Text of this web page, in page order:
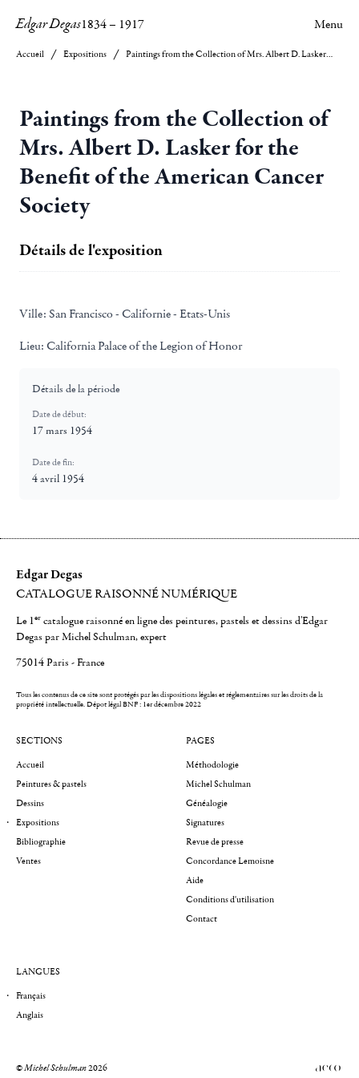
Edgar Degas1834– 1917 Menu
Accueil Expositions Paintings from the Collection of Mrs. Albert D. Lasker for the Benefit of the American Cancer Society
Paintings from the Collection of
Mrs. Albert D. Lasker for the
Benefit of the American Cancer
Society
Détails de l'exposition
Ville: San Francisco - Californie - Etats-Unis
Lieu: California Palace of the Legion of Honor
Détails de la période
Date de début:
17 mars 1954
Date de fin:
4 avril 1954
Edgar Degas
CATALOGUE RAISONNÉ NUMÉRIQUE
Le 1er catalogue raisonné en ligne des peintures, pastels et dessins d'Edgar
Degas par Michel Schulman, expert
75014 Paris - France
Tous les contenus de ce site sont protégés par les dispositions légales et réglementaires sur les droits de la
propriété intellectuelle.Dépot légal BNF : 1er décembre 2022
SECTIONS
Accueil
Peintures & pastels
Dessins
Expositions
Bibliographie
Ventes
PAGES
Méthodologie
Michel Schulman
Généalogie
Signatures
Revue de presse
Concordance Lemoisne
Aide
Conditions d'utilisation
Contact
LANGUES
Français
Anglais
©Michel Schulman2026